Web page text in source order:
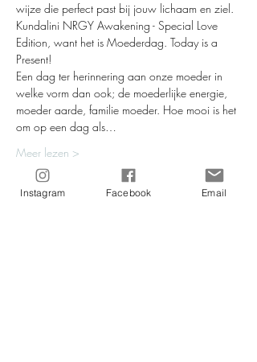
wijze die perfect past bij jouw lichaam en ziel.
Kundalini NRGY Awakening - Special Love
Edition, want het is Moederdag. Today is a
Present!
Een dag ter herinnering aan onze moeder in
welke vorm dan ook; de moederlijke energie,
moeder aarde, familie moeder. Hoe mooi is het
om op een dag als…
Meer lezen >
Tickets
Instagram Facebook Email